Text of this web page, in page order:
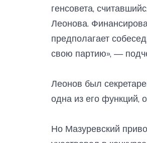
генсовета,
Леонова.
предполагает
свою партию», —
Леонов был
одна из его функций,
Но Мазуревский